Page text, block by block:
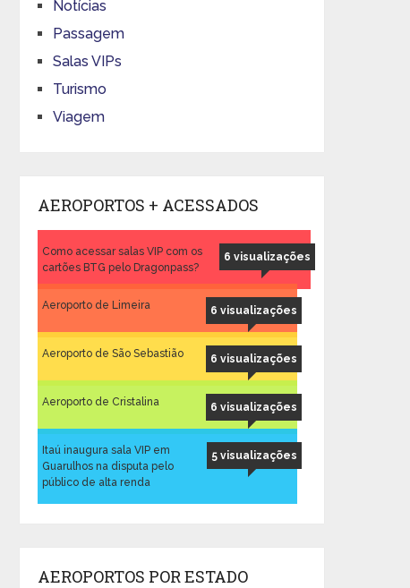
Notícias
Passagem
Salas VIPs
Turismo
Viagem
AEROPORTOS + ACESSADOS
6 visualizações
Como acessar salas VIP com os
cartões BTG pelo Dragonpass?
6 visualizações
Aeroporto de Limeira
6 visualizações
Aeroporto de São Sebastião
6 visualizações
Aeroporto de Cristalina
5 visualizações
Itaú inaugura sala VIP em
Guarulhos na disputa pelo
público de alta renda
AEROPORTOS POR ESTADO